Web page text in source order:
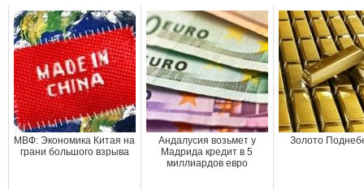
МВФ: Экономика Китая на
грани большого взрыва
Андалусия возьмет у
Мадрида кредит в 5
миллиардов евро
Золото